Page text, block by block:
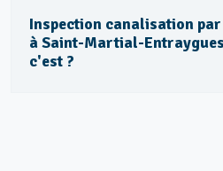
Inspection canalisation
à Saint-Martial-
c'est ?